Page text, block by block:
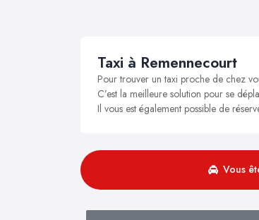
Taxi à Remennecourt
Pour trouver un taxi proche de chez
C’est la meilleure solution pour se
Il vous est également possible de
Vous